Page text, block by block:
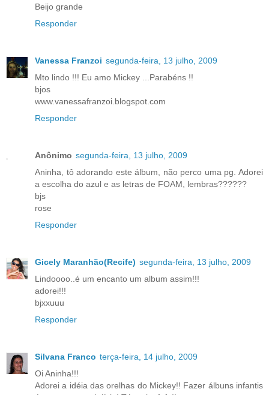
Beijo grande
Responder
Vanessa Franzoi segunda-feira, 13 julho, 2009
Mto lindo !!! Eu amo Mickey ...Parabéns !!
bjos
www.vanessafranzoi.blogspot.com
Responder
Anônimo segunda-feira, 13 julho, 2009
Aninha, tô adorando este álbum, não perco uma pg. Adorei
a escolha do azul e as letras de FOAM, lembras??????
bjs
rose
Responder
Gicely Maranhão(Recife) segunda-feira, 13 julho, 2009
Lindoooo..é um encanto um album assim!!!
adorei!!!
bjxxuuu
Responder
Silvana Franco terça-feira, 14 julho, 2009
Oi Aninha!!!
Adorei a idéia das orelhas do Mickey!! Fazer álbuns infantis